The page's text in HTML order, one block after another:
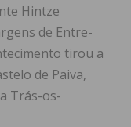
Hintze
de Entre-
tirou a
de Paiva,
Trás-os-